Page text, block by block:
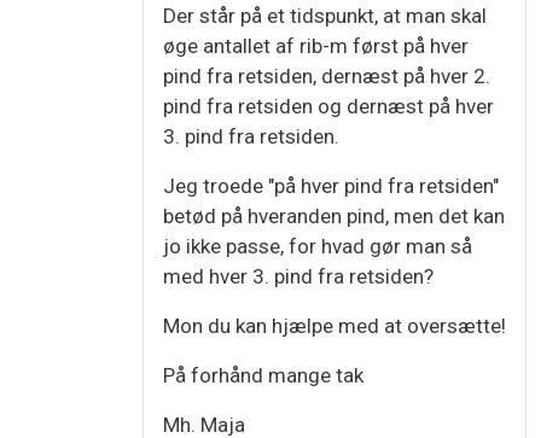
Der står på et tidspunkt, at man skal
øge antallet af rib-m først på hver
pind fra retsiden, dernæst på hver 2.
pind fra retsiden og dernæst på hver
3. pind fra retsiden.
Jeg troede "på hver pind fra retsiden"
betød på hveranden pind, men det kan
jo ikke passe, for hvad gør man så
med hver 3. pind fra retsiden?
Mon du kan hjælpe med at oversætte!
På forhånd mange tak
Mh. Maja